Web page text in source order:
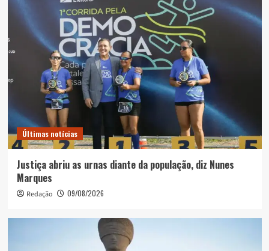
Últimas notícias
Justiça abriu as urnas diante da população, diz Nunes
Marques
Redação 09/08/2026